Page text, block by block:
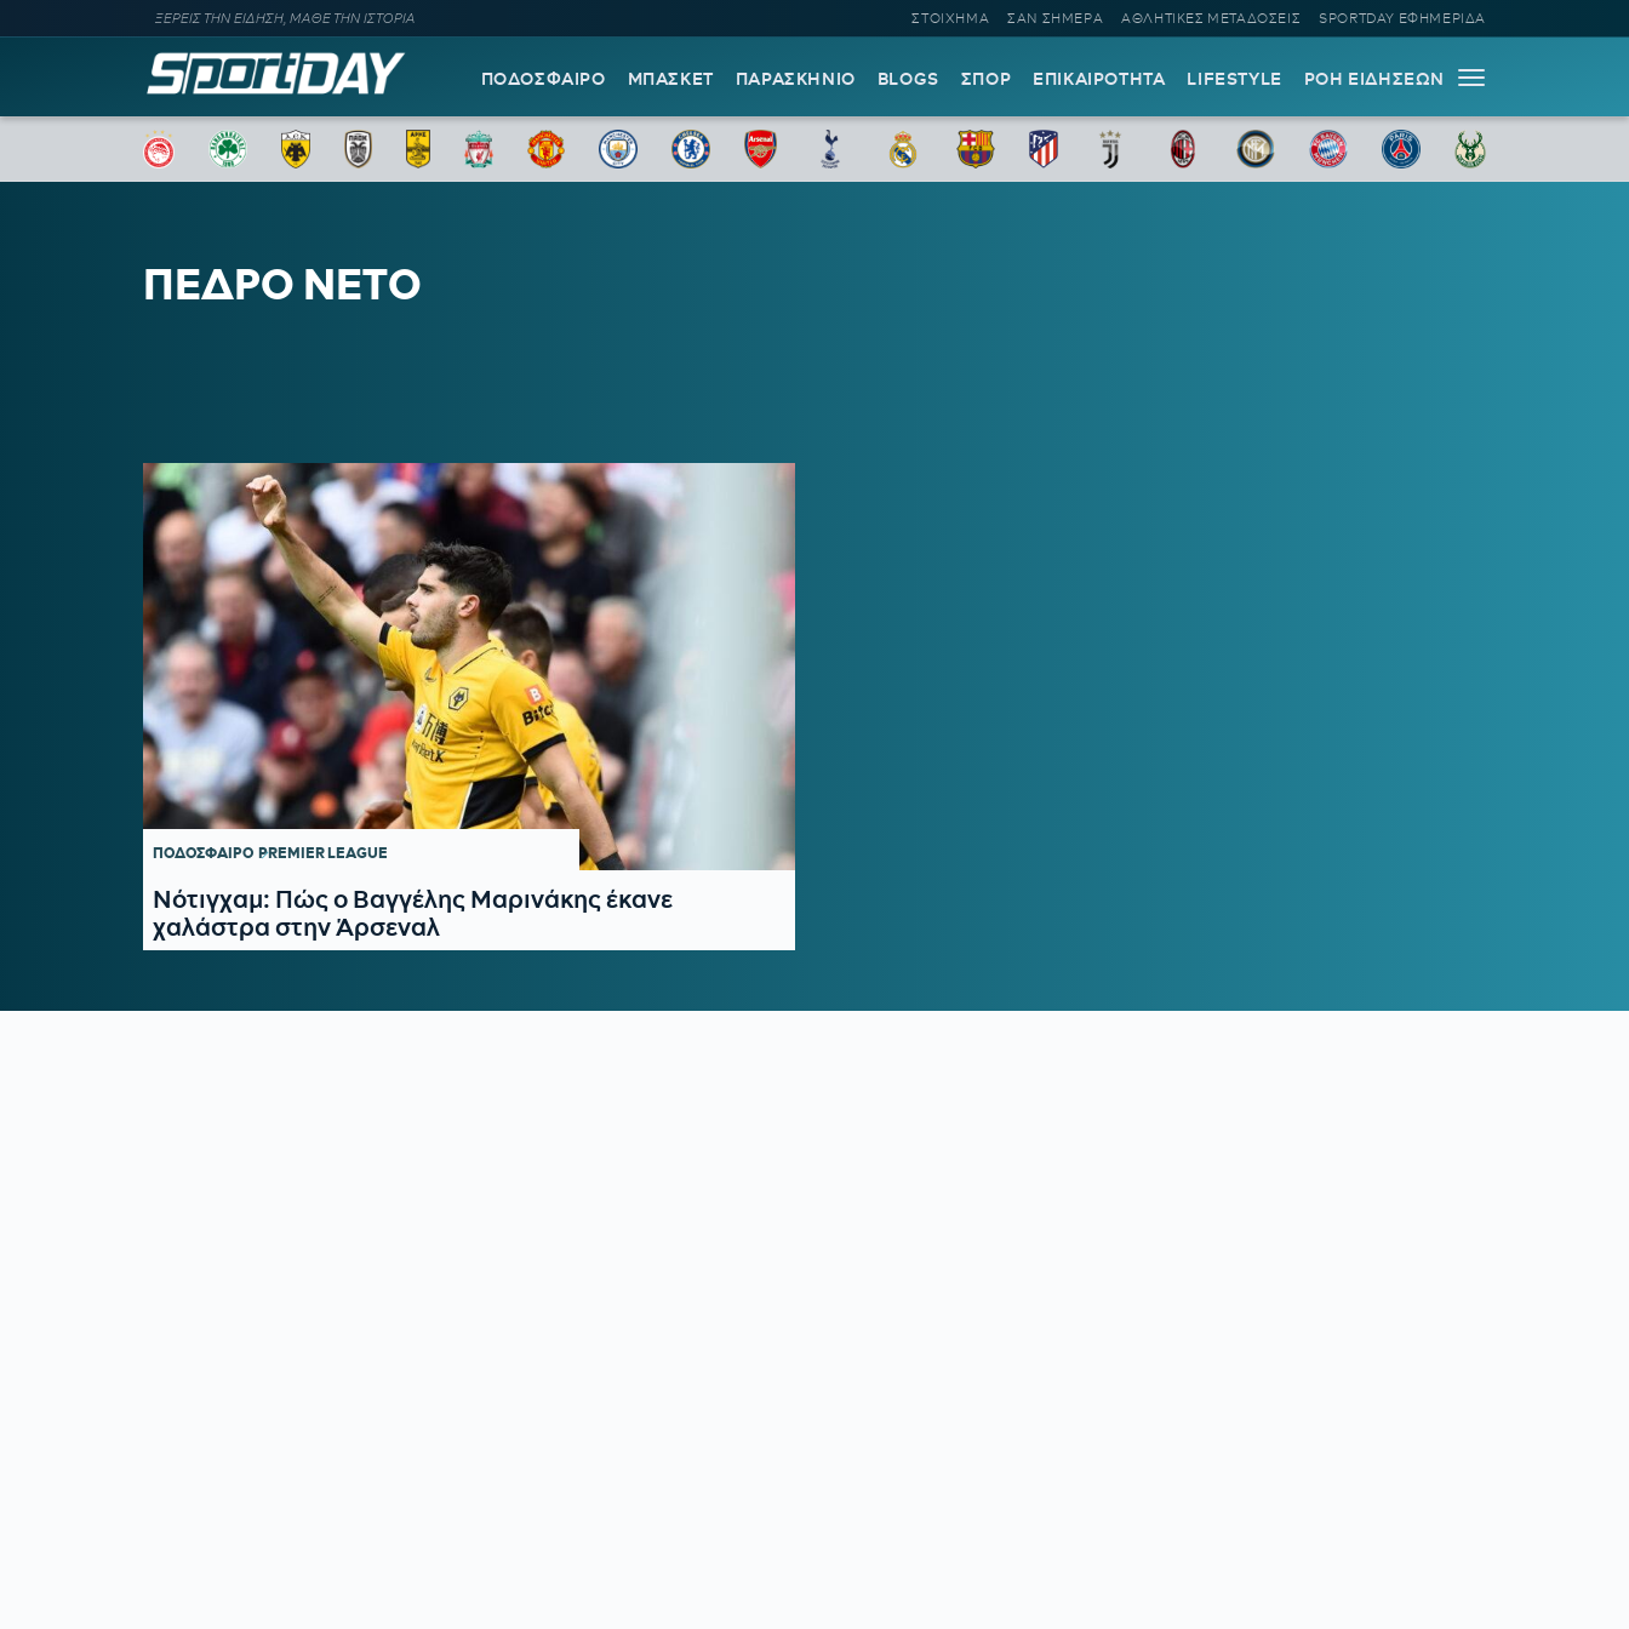
ΞΕΡΕΙΣ ΤΗΝ ΕΙΔΗΣΗ, ΜΑΘΕ ΤΗΝ ΙΣΤΟΡΙΑ ΣΤΟΙΧΗΜΑ ΣΑΝ ΣΗΜΕΡΑ ΑΘΛΗΤΙΚΕΣ ΜΕΤΑΔΟΣΕΙΣ SPORTDAY ΕΦΗΜΕΡΙΔΑ
ΠΟΔΟΣΦΑΙΡΟ ΜΠΑΣΚΕΤ ΠΑΡΑΣΚΗΝΙΟ BLOGS ΣΠΟΡ ΕΠΙΚΑΙΡΟΤΗΤΑ LIFESTYLE ΡΟΗ ΕΙΔΗΣΕΩΝ
ΠΕΔΡΟ ΝΕΤΟ
ΠΟΔΟΣΦΑΙΡΟ PREMIER LEAGUE
Nότιγχαμ: Πώς ο Βαγγέλης Μαρινάκης έκανε
χαλάστρα στην Άρσεναλ